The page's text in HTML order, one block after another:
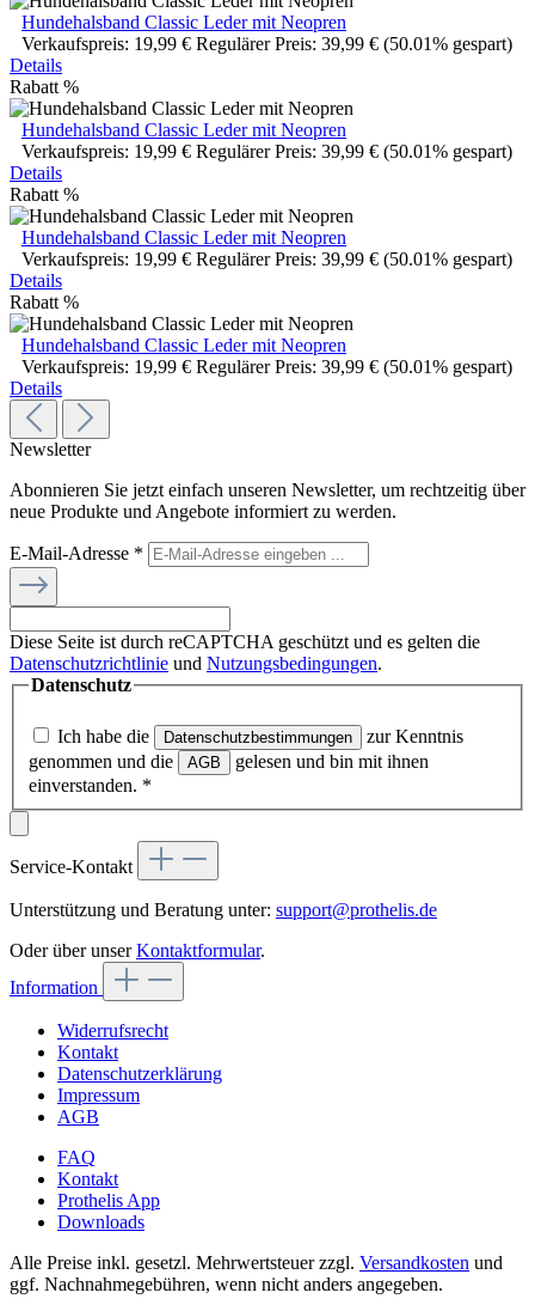
Hundehalsband Classic Leder mit Neopren
Verkaufspreis: 19,99 € Regulärer Preis: 39,99 € (50.01% gespart)
Details
Rabatt %
Hundehalsband Classic Leder mit Neopren
Verkaufspreis: 19,99 € Regulärer Preis: 39,99 € (50.01% gespart)
Details
Rabatt %
Hundehalsband Classic Leder mit Neopren
Verkaufspreis: 19,99 € Regulärer Preis: 39,99 € (50.01% gespart)
Details
Rabatt %
Hundehalsband Classic Leder mit Neopren
Verkaufspreis: 19,99 € Regulärer Preis: 39,99 € (50.01% gespart)
Details
Newsletter
Abonnieren Sie jetzt einfach unseren Newsletter, um rechtzeitig über
neue Produkte und Angebote informiert zu werden.
E-Mail-Adresse *
Diese Seite ist durch reCAPTCHA geschützt und es gelten die
Datenschutzrichtlinie und Nutzungsbedingungen.
Datenschutz
Ich habe die Datenschutzbestimmungen
zur Kenntnis
genommen und die
AGB
gelesen und bin mit ihnen
einverstanden. *
Service-Kontakt
Unterstützung und Beratung unter: support@prothelis.de
Oder über unserKontaktformular.
Information
Widerrufsrecht
Kontakt
Datenschutzerklärung
Impressum
AGB
FAQ
Kontakt
Prothelis App
Downloads
Alle Preise inkl. gesetzl. Mehrwertsteuer zzgl. Versandkosten und
ggf. Nachnahmegebühren, wenn nicht anders angegeben.